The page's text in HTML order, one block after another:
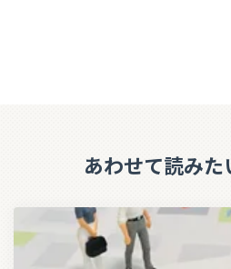
あわせて読み